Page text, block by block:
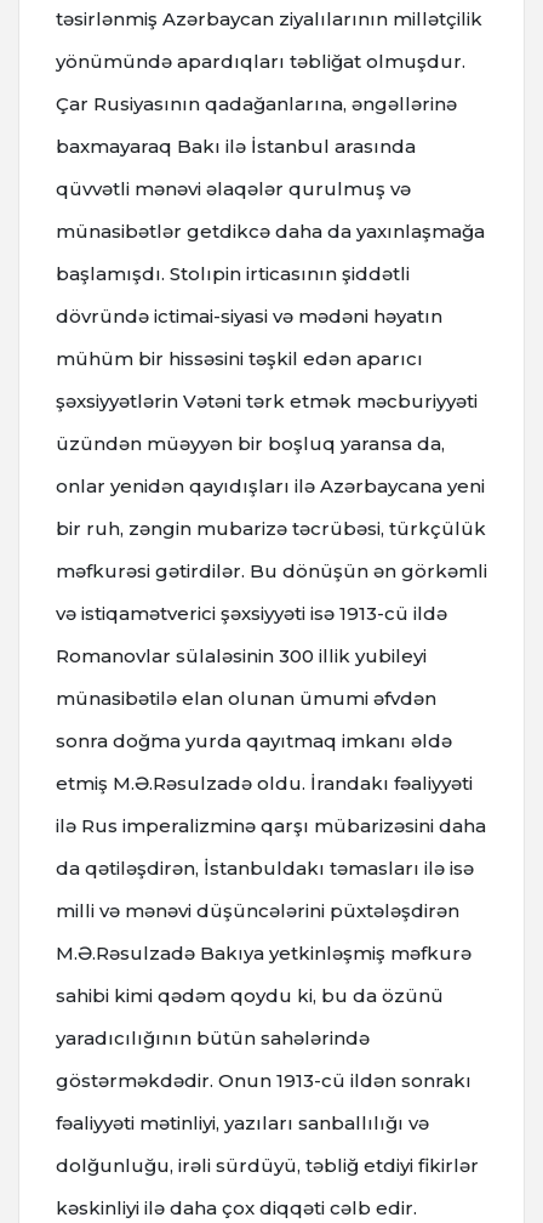
təsirlənmiş Azərbaycan ziyalılarının millətçilik
yönümündə apardıqları təbliğat olmuşdur.
Çar Rusiyasının qadağanlarına, əngəllərinə
baxmayaraq Bakı ilə İstanbul arasında
qüvvətli mənəvi əlaqələr qurulmuş və
münasibətlər getdikcə daha da yaxınlaşmağa
başlamışdı. Stolıpin irticasının şiddətli
dövründə ictimai-siyasi və mədəni həyatın
mühüm bir hissəsini təşkil edən aparıcı
şəxsiyyətlərin Vətəni tərk etmək məcburiyyəti
üzündən müəyyən bir boşluq yaransa da,
onlar yenidən qayıdışları ilə Azərbaycana yeni
bir ruh, zəngin mubarizə təcrübəsi, türkçülük
məfkurəsi gətirdilər. Bu dönüşün ən görkəmli
və istiqamətverici şəxsiyyəti isə 1913-cü ildə
Romanovlar sülaləsinin 300 illik yubileyi
münasibətilə elan olunan ümumi əfvdən
sonra doğma yurda qayıtmaq imkanı əldə
etmiş M.Ə.Rəsulzadə oldu. İrandakı fəaliyyəti
ilə Rus imperalizminə qarşı mübarizəsini daha
da qətiləşdirən, İstanbuldakı təmasları ilə isə
milli və mənəvi düşüncələrini püxtələşdirən
M.Ə.Rəsulzadə Bakıya yetkinləşmiş məfkurə
sahibi kimi qədəm qoydu ki, bu da özünü
yaradıcılığının bütün sahələrində
göstərməkdədir. Onun 1913-cü ildən sonrakı
fəaliyyəti mətinliyi, yazıları sanballılığı və
dolğunluğu, irəli sürdüyü, təbliğ etdiyi fikirlər
kəskinliyi ilə daha çox diqqəti cəlb edir.